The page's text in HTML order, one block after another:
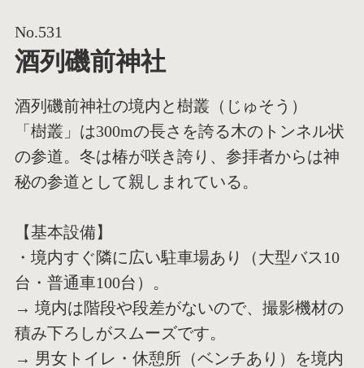
No.531
酒列磯前神社
酒列磯前神社の境内と樹叢（じゅそう）
「樹叢」は300mの長さを誇る木のトンネル状
の参道。冬は椿が咲き誇り、参拝者からは神
秘の参道として親しまれている。
【基本設備】
・境内すぐ隣に広い駐車場あり（大型バス10
台・普通車100台）。
→ 境内は階段や段差がないので、撮影機材の
積み下ろしがスムーズです。
→ 男女トイレ・休憩所（ベンチあり）を境内